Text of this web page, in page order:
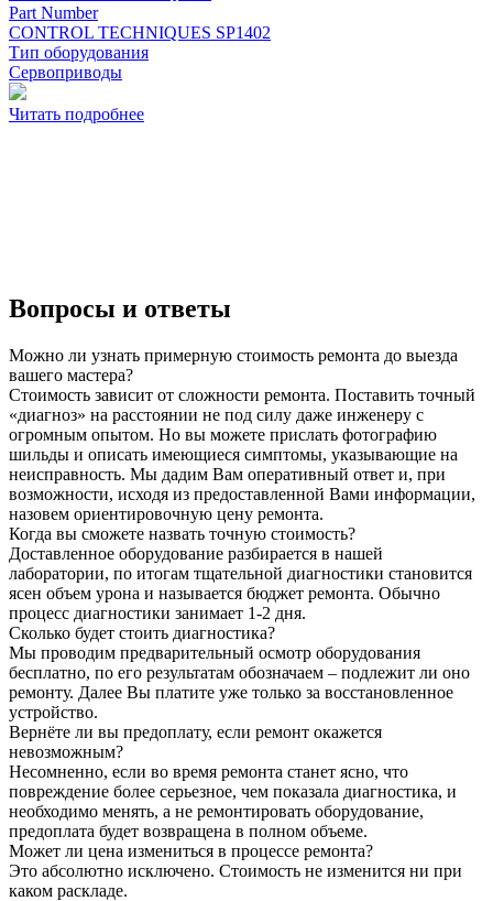
Part Number
CONTROL TECHNIQUES SP1402
Тип оборудования
Сервоприводы
Читать подробнее
Вопросы и ответы
Можно ли узнать примерную стоимость ремонта до выезда
вашего мастера?
Стоимость зависит от сложности ремонта. Поставить точный
«диагноз» на расстоянии не под силу даже инженеру с
огромным опытом. Но вы можете прислать фотографию
шильды и описать имеющиеся симптомы, указывающие на
неисправность. Мы дадим Вам оперативный ответ и, при
возможности, исходя из предоставленной Вами информации,
назовем ориентировочную цену ремонта.
Когда вы сможете назвать точную стоимость?
Доставленное оборудование разбирается в нашей
лаборатории, по итогам тщательной диагностики становится
ясен объем урона и называется бюджет ремонта. Обычно
процесс диагностики занимает 1-2 дня.
Сколько будет стоить диагностика?
Мы проводим предварительный осмотр оборудования
бесплатно, по его результатам обозначаем – подлежит ли оно
ремонту. Далее Вы платите уже только за восстановленное
устройство.
Вернёте ли вы предоплату, если ремонт окажется
невозможным?
Несомненно, если во время ремонта станет ясно, что
повреждение более серьезное, чем показала диагностика, и
необходимо менять, а не ремонтировать оборудование,
предоплата будет возвращена в полном объеме.
Может ли цена измениться в процессе ремонта?
Это абсолютно исключено. Стоимость не изменится ни при
каком раскладе.